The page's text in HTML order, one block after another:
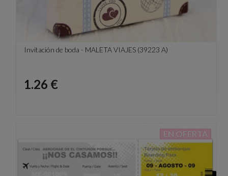
Invitación de boda - MALETA VIAJES (39223 A)
Precio
1.26 €
EN OFERTA